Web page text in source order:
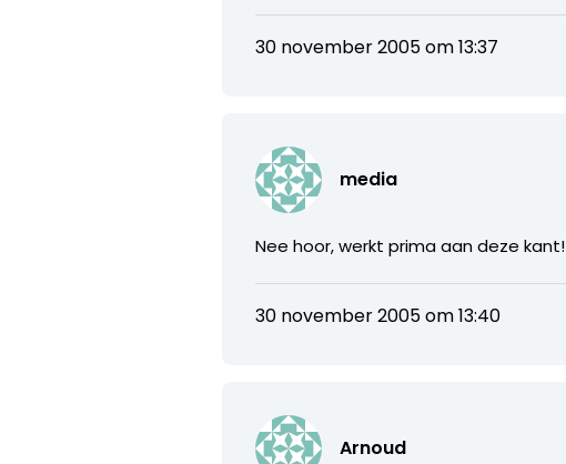
30 november 2005 om 13:37
media
Nee hoor, werkt prima aan deze kant!
30 november 2005 om 13:40
Arnoud